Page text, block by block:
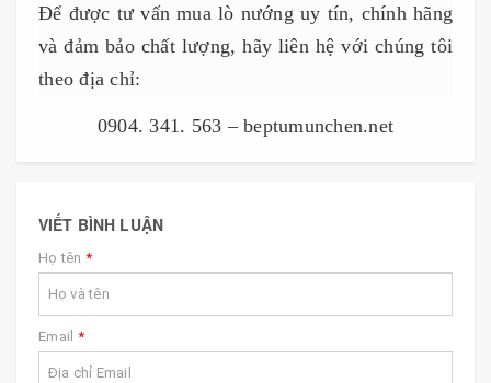
Để được tư vấn mua lò nướng uy tín, chính hãng
và đảm bảo chất lượng, hãy liên hệ với chúng tôi
theo địa chỉ:
0904. 341. 563 – beptumunchen.net
VIẾT BÌNH LUẬN
Họ tên *
Email *